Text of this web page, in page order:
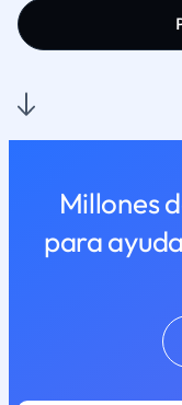
Millones
para